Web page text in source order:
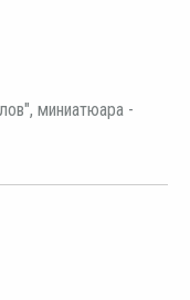
миниатюара -